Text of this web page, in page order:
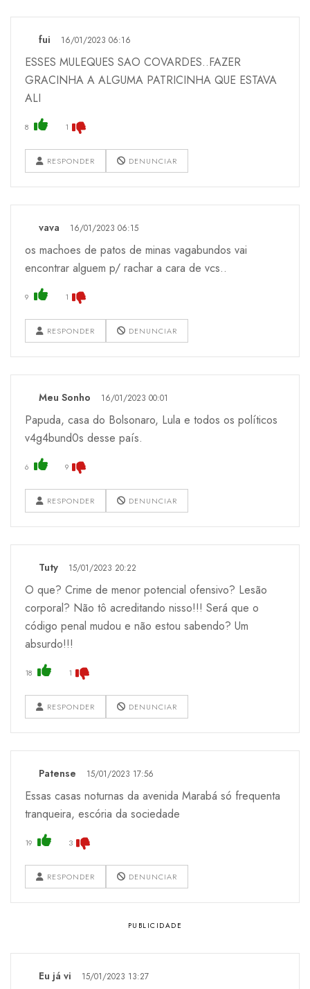
fui 16/01/2023 06:16
ESSES MULEQUES SAO COVARDES..FAZER
GRACINHA A ALGUMA PATRICINHA QUE ESTAVA
ALI
8 1
RESPONDER DENUNCIAR
vava 16/01/2023 06:15
os machoes de patos de minas vagabundos vai
encontrar alguem p/ rachar a cara de vcs..
9 1
RESPONDER DENUNCIAR
Meu Sonho 16/01/2023 00:01
Papuda, casa do Bolsonaro, Lula e todos os políticos
v4g4bund0s desse país.
6 9
RESPONDER DENUNCIAR
Tuty 15/01/2023 20:22
O que? Crime de menor potencial ofensivo? Lesão
corporal? Não tô acreditando nisso!!! Será que o
código penal mudou e não estou sabendo? Um
absurdo!!!
18 1
RESPONDER DENUNCIAR
Patense 15/01/2023 17:56
Essas casas noturnas da avenida Marabá só frequenta
tranqueira, escória da sociedade
19 3
RESPONDER DENUNCIAR
Eu já vi 15/01/2023 13:27